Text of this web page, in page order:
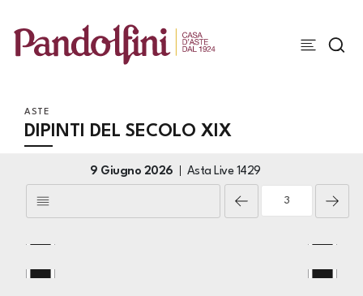
ASTE
DIPINTI DEL SECOLO XIX
9 Giugno 2026 Asta Live 1429